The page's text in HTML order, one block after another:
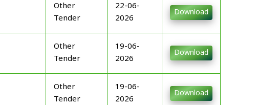
Other
Tender
22-06-
2026
Download
Other
Tender
19-06-
2026
Download
Other
Tender
19-06-
2026
Download